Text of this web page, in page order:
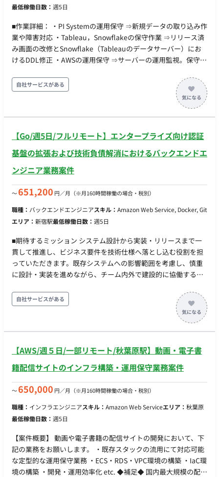
最低稼働日数： 週5日
■作業詳細： ・PI Systemの運用保守 ⇒新規データの取り込み作
業や障害対応 ・Tableau，Snowflakeの保守作業 ⇒リリース済
み画面の改修とSnowflake（Tableauのデータサーバー）にお
けるDDL修正 ・AWSの運用保守 ⇒サーバーの運用監視。保守作
大阪と福島へ出張の可能性あり ■面談回数：1回
自社サービスがある
【Go/週5日/フルリモート】エンタープライズ向け認証
基盤の拡張および技術負債解消におけるバックエンドエ
ンジニア業務案件
〜651,200 円／月 （※月160時間稼働の場合・税別）
職種： バックエンドエンジニアスキル： Amazon Web Service, Docker, Git
エリア： 新宿駅最低稼働日数： 週5日
■期待するミッション システム設計から実装・リリースまで一
貫して推進し、ビジネス要件を技術仕様へ落とし込む役割を担
っていただきます。既存システムへの影響範囲を考慮し、慎重
に設計・実装を進めながら、チーム内外で建設的に協働するこ
け認証基盤の拡張（SSO対応）や技術負債の解消を進めるため
のバックエンド開発業務 【担当工程】 設計・実装・テスト・保
集枠） ■開発環境 - プログラミング：Go, TypeScript - FW：
稼働量：週5日 ・リモート稼働：フルリモート ・フレックス稼
働：相談可
自社サービスがある
【AWS/週５日/一部リモート/秋葉原駅】動画・電子書
籍配信サイトのインフラ構築・運用保守業務案件
〜650,000 円／月 （※月160時間稼働の場合・税別）
職種： インフラエンジニアスキル： Amazon Web Serviceエリア： 秋葉原
最低稼働日数： 週5日
【案件概要】 動画や電子書籍の配信サイトの開発において、下
記の業務をお願いします。 ・既存スタックの流用にて対応可能
な定型的な運用保守業務 ・ECS・RDS・VPC環境の構築 ・IaC環
境の構築 ・開発・運用効率化 etc. ◆補足◆ 国内最大規模の配信